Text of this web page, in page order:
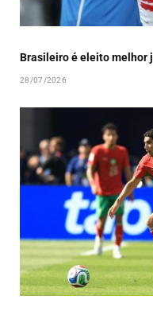
Brasileiro é eleito melhor
28/07/2026